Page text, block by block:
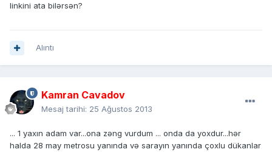
linkini ata bilərsən?
Alıntı
Kamran Cavadov
Mesaj tarihi: 25 Ağustos 2013
... 1 yaxın adam var...ona zəng vurdum ... onda da yoxdur...hər
halda 28 may metrosu yanında və sarayın yanında çoxlu dükanlar